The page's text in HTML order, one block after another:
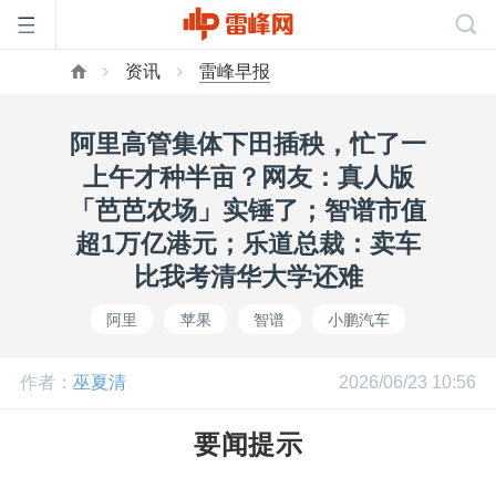
雷
资讯 雷峰早报
阿里高管集体下田插秧，忙了一
上午才种半亩？网友：真人版
「芭芭农场」实锤了；智谱市值
超1万亿港元；乐道总裁：卖车
比我考清华大学还难
阿里 苹果 智谱 小鹏汽车
作者： 巫夏清 2026/06/23 10:56
要闻提示